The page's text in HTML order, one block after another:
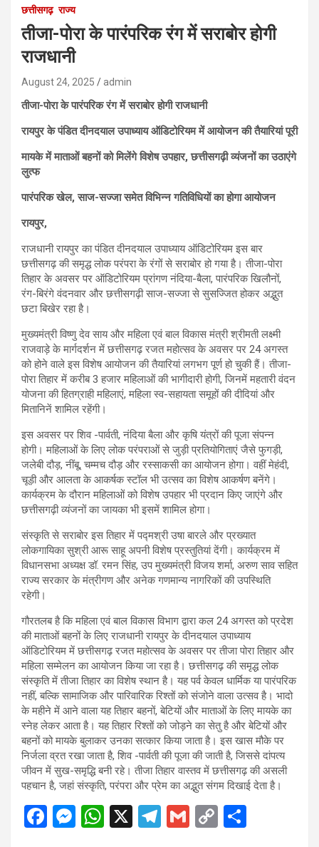
छत्तीसगढ़ राज्य
तीजा-पोरा के पारंपरिक रंग में सराबोर होगी
राजधानी
August 24, 2025 admin
तीजा-पोरा के पारंपरिक रंग में सराबोर होगी राजधानी
रायपुर के पंडित दीनदयाल उपाध्याय ऑडिटोरियम में आयोजन की तैयारियां पूरी
मायके में माताओं बहनों को मिलेंगे विशेष उपहार, छत्तीसगढ़ी व्यंजनों का उठाएंगे
लुत्फ
पारंपरिक खेल, साज-सज्जा समेत विभिन्न गतिविधियों का होगा आयोजन
रायपुर,
राजधानी रायपुर का पंडित दीनदयाल उपाध्याय ऑडिटोरियम इस बार
छत्तीसगढ़ की समृद्ध लोक परंपरा के रंगों से सराबोर हो गया है। तीजा-पोरा
तिहार के अवसर पर ऑडिटोरियम प्रांगण नंदिया-बैला, पारंपरिक खिलौनों,
रंग-बिरंगे वंदनवार और छत्तीसगढ़ी साज-सज्जा से सुसज्जित होकर अद्भुत
छटा बिखेर रहा है।
मुख्यमंत्री विष्णु देव साय और महिला एवं बाल विकास मंत्री श्रीमती लक्ष्मी
राजवाड़े के मार्गदर्शन में छत्तीसगढ़ रजत महोत्सव के अवसर पर 24 अगस्त
को होने वाले इस विशेष आयोजन की तैयारियां लगभग पूर्ण हो चुकी हैं। तीजा-
पोरा तिहार में करीब 3 हजार महिलाओं की भागीदारी होगी, जिनमें महतारी वंदन
योजना की हितग्राही महिलाएं, महिला स्व-सहायता समूहों की दीदियां और
मितानिनें शामिल रहेंगी।
इस अवसर पर शिव -पार्वती, नंदिया बैला और कृषि यंत्रों की पूजा संपन्न
होगी। महिलाओं के लिए लोक परंपराओं से जुड़ी प्रतियोगिताएं जैसे फुगड़ी,
जलेबी दौड़, नींबू, चम्मच दौड़ और रस्साकसी का आयोजन होगा। वहीं मेहंदी,
चूड़ी और आलता के आकर्षक स्टॉल भी उत्सव का विशेष आकर्षण बनेंगे।
कार्यक्रम के दौरान महिलाओं को विशेष उपहार भी प्रदान किए जाएंगे और
छत्तीसगढ़ी व्यंजनों का जायका भी इसमें शामिल होगा।
संस्कृति से सराबोर इस तिहार में पद्मश्री उषा बारले और प्रख्यात
लोकगायिका सुश्री आरू साहू अपनी विशेष प्रस्तुतियां देंगी। कार्यक्रम में
विधानसभा अध्यक्ष डॉ. रमन सिंह, उप मुख्यमंत्री विजय शर्मा, अरुण साव सहित
राज्य सरकार के मंत्रीगण और अनेक गणमान्य नागरिकों की उपस्थिति
रहेगी।
गौरतलब है कि महिला एवं बाल विकास विभाग द्वारा कल 24 अगस्त को प्रदेश
की माताओं बहनों के लिए राजधानी रायपुर के दीनदयाल उपाध्याय
ऑडिटोरियम में छत्तीसगढ़ रजत महोत्सव के अवसर पर तीजा पोरा तिहार और
महिला सम्मेलन का आयोजन किया जा रहा है। छत्तीसगढ़ की समृद्ध लोक
संस्कृति में तीजा तिहार का विशेष स्थान है। यह पर्व केवल धार्मिक या पारंपरिक
नहीं, बल्कि सामाजिक और पारिवारिक रिश्तों को संजोने वाला उत्सव है। भादो
के महीने में आने वाला यह तिहार बहनों, बेटियों और माताओं के लिए मायके का
स्नेह लेकर आता है। यह तिहार रिश्तों को जोड़ने का सेतु है और बेटियों और
बहनों को मायके बुलाकर उनका सत्कार किया जाता है। इस खास मौके पर
निर्जला व्रत रखा जाता है, शिव -पार्वती की पूजा की जाती है, जिससे दांपत्य
जीवन में सुख-समृद्धि बनी रहे। तीजा तिहार वास्तव में छत्तीसगढ़ की असली
पहचान है, जहां संस्कृति, परंपरा और प्रेम का अद्भुत संगम दिखाई देता है।
F
M W X
T
G
C